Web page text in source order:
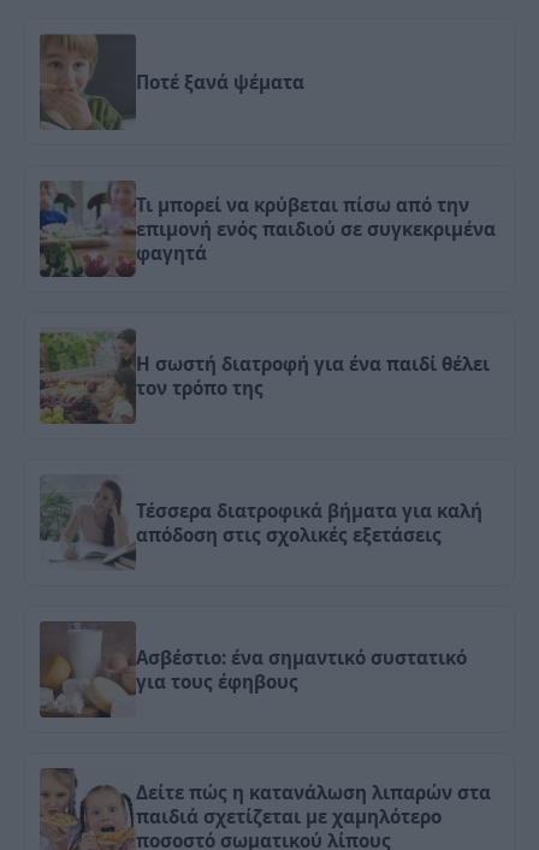
Ποτέ ξανά ψέματα
Τι μπορεί να κρύβεται πίσω από την
επιμονή ενός παιδιού σε συγκεκριμένα
φαγητά
Η σωστή διατροφή για ένα παιδί θέλει
τον τρόπο της
Τέσσερα διατροφικά βήματα για καλή
απόδοση στις σχολικές εξετάσεις
Ασβέστιο: ένα σημαντικό συστατικό
για τους έφηβους
Δείτε πώς η κατανάλωση λιπαρών στα
παιδιά σχετίζεται με χαμηλότερο
ποσοστό σωματικού λίπους